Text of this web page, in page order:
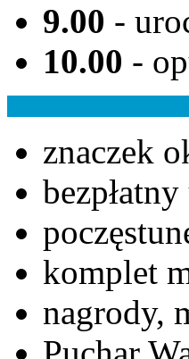
9.00 -
10.00 -
znaczek
komplet
nagrody,